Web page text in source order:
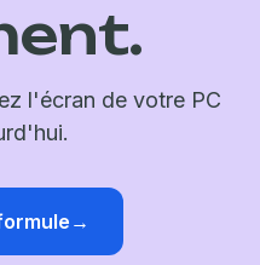
l'écran de votre PC
→